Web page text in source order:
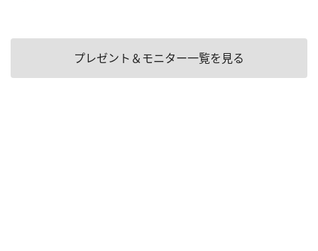
プレゼント＆モニター一覧を見る